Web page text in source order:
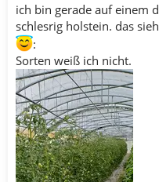
ich bin gerade auf einem
schlesrig holstein. das
:
Sorten weiß ich nicht.